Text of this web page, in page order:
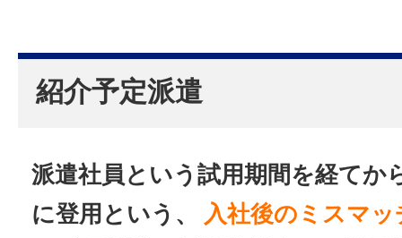
紹介予定派遣
派遣社員という試用期間を経てか
に登用という、
入社後のミスマ